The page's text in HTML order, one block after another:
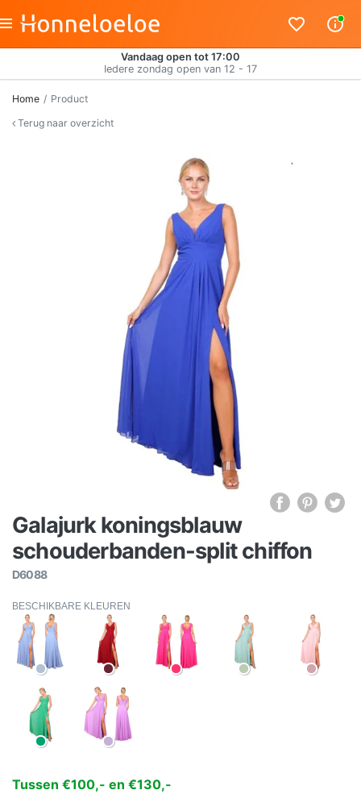
Vandaag open tot 17:00
Iedere zondag open van 12 - 17
Home
Product
Terug naar overzicht
Galajurk koningsblauw
schouderbanden-split chiffon
D6088
BESCHIKBARE KLEUREN
Tussen €100,- en €130,-